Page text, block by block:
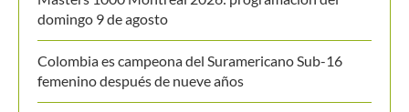
domingo 9 de agosto
Colombia es campeona del Suramericano Sub-16
femenino después de nueve años